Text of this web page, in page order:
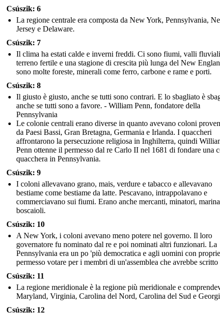
Csúszik: 6
La regione centrale era composta da New York, Pennsylvania,
Jersey e Delaware.
Csúszik: 7
Il clima ha estati calde e inverni freddi. Ci sono fiumi, valli
terreno fertile e una stagione di crescita più lunga del New
sono molte foreste, minerali come ferro, carbone e rame e porti.
Csúszik: 8
Il giusto è giusto, anche se tutti sono contrari. E lo sbagliato è
anche se tutti sono a favore. - William Penn, fondatore della
Pennsylvania
Le colonie centrali erano diverse in quanto avevano coloni
da Paesi Bassi, Gran Bretagna, Germania e Irlanda. I quaccheri
affrontarono la persecuzione religiosa in Inghilterra, quindi
Penn ottenne il permesso dal re Carlo II nel 1681 di fondare una
quacchera in Pennsylvania.
Csúszik: 9
I coloni allevavano grano, mais, verdure e tabacco e allevavano
bestiame come bestiame da latte. Pescavano, intrappolavano e
commerciavano sui fiumi. Erano anche mercanti, minatori,
boscaioli.
Csúszik: 10
A New York, i coloni avevano meno potere nel governo. Il loro
governatore fu nominato dal re e poi nominati altri funzionari. La
Pennsylvania era un po 'più democratica e agli uomini con
permesso votare per i membri di un'assemblea che avrebbe
Csúszik: 11
La regione meridionale è la regione più meridionale e
Maryland, Virginia, Carolina del Nord, Carolina del Sud e
Csúszik: 12